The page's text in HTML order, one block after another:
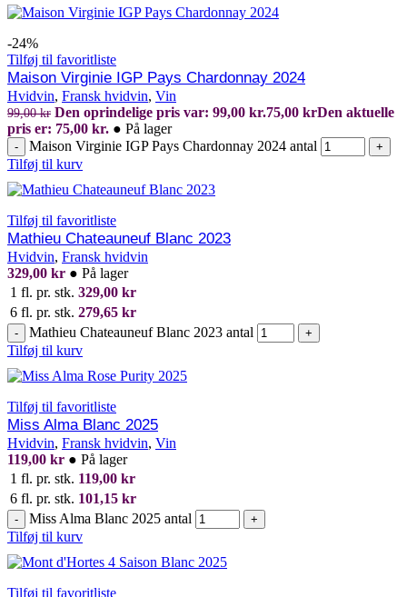
-24%
Tilføj til favoritliste
Maison Virginie IGP Pays Chardonnay 2024
Hvidvin, Fransk hvidvin, Vin
99,00kr Den oprindelige pris var: 99,00 kr.75,00 krDen aktuelle
pris er: 75,00 kr. ● På lager
- Maison Virginie IGP Pays Chardonnay 2024 antal +
Tilføj til kurv
Tilføj til favoritliste
Mathieu Chateauneuf Blanc 2023
Hvidvin, Fransk hvidvin
329,00 kr ● På lager
1 fl. pr. stk. 329,00 kr
6 fl. pr. stk. 279,65 kr
- Mathieu Chateauneuf Blanc 2023 antal +
Tilføj til kurv
Tilføj til favoritliste
Miss Alma Blanc 2025
Hvidvin, Fransk hvidvin, Vin
119,00 kr ● På lager
1 fl. pr. stk. 119,00 kr
6 fl. pr. stk. 101,15 kr
- Miss Alma Blanc 2025 antal +
Tilføj til kurv
Tilføj til favoritliste